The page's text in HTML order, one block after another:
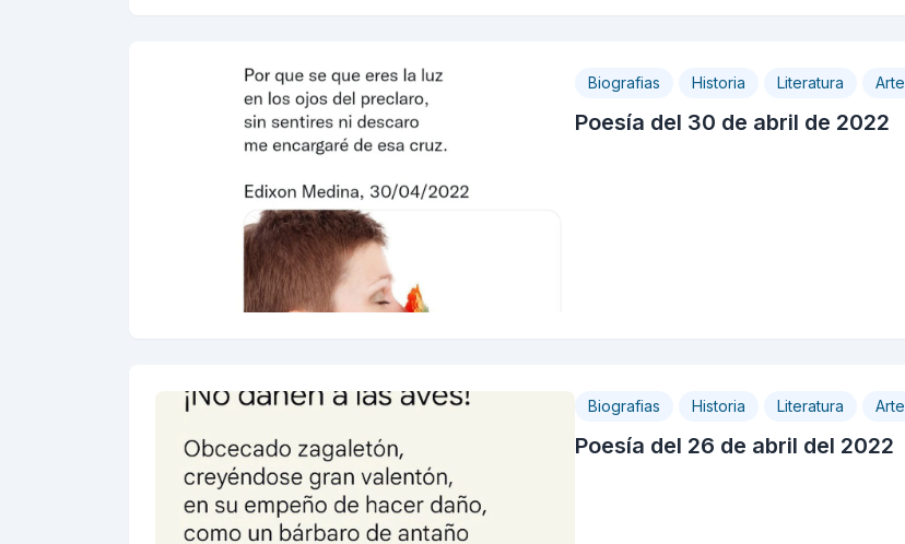
Biografias Historia Literatura Arte
Poesía del 30 de abril de 2022
Biografias Historia Literatura Arte
Poesía del 26 de abril del 2022